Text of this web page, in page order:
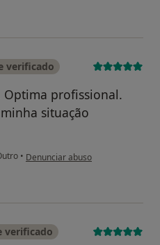
verificado
Optima profissional.
situação
• na opinião do utilizador PP
Denunciar abuso
verificado